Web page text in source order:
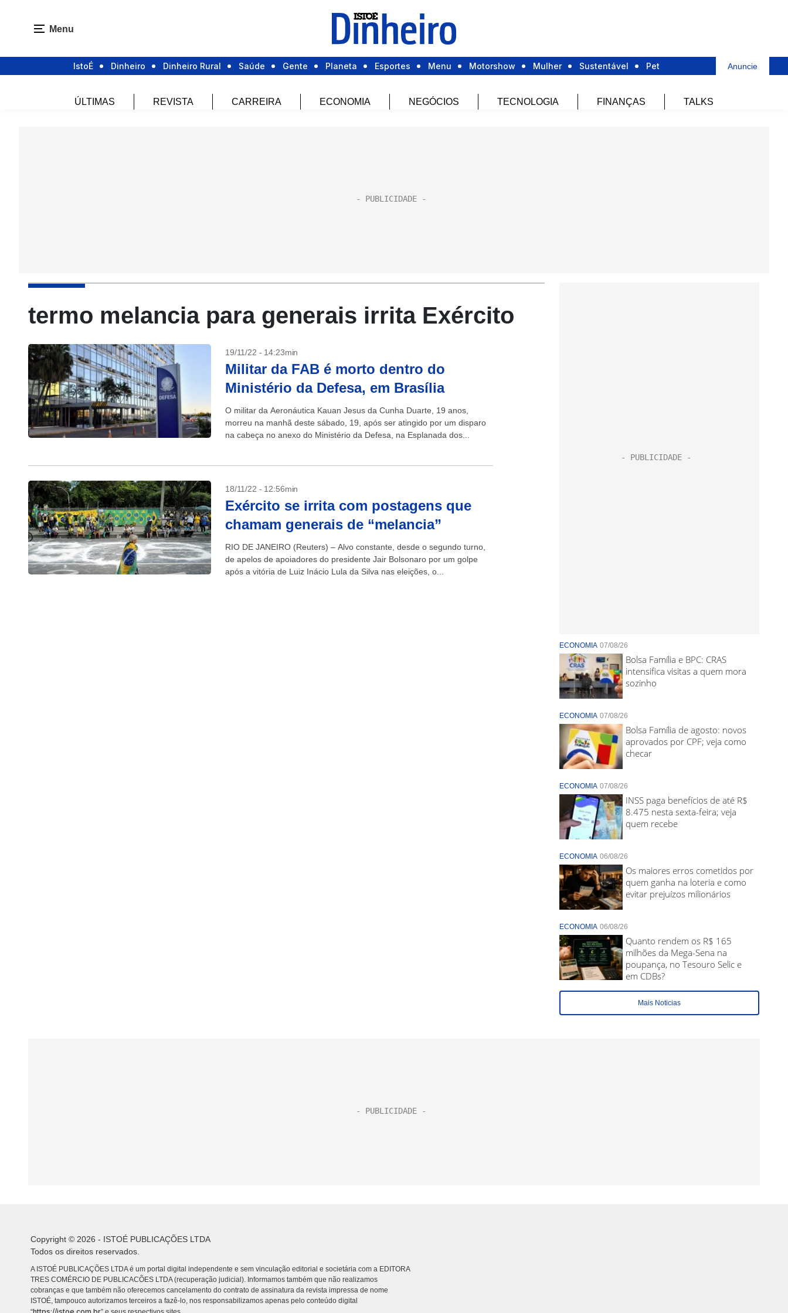
Menu
IstoÉ Dinheiro Dinheiro Rural Saúde Gente Planeta Esportes Menu Motorshow Mulher Sustentável Pet Anuncie
ÚLTIMAS REVISTA CARREIRA ECONOMIA NEGÓCIOS TECNOLOGIA FINANÇAS TALKS
termo melancia para generais irrita Exército
19/11/22 - 14:23min
Militar da FAB é morto dentro do
Ministério da Defesa, em Brasília
O militar da Aeronáutica Kauan Jesus da Cunha Duarte, 19 anos,
morreu na manhã deste sábado, 19, após ser atingido por um disparo
na cabeça no anexo do Ministério da Defesa, na Esplanada dos...
18/11/22 - 12:56min
Exército se irrita com postagens que
chamam generais de “melancia”
RIO DE JANEIRO (Reuters) – Alvo constante, desde o segundo turno,
de apelos de apoiadores do presidente Jair Bolsonaro por um golpe
após a vitória de Luiz Inácio Lula da Silva nas eleições, o...
ECONOMIA 07/08/26
Bolsa Família e BPC: CRAS
intensifica visitas a quem mora
sozinho
ECONOMIA 07/08/26
Bolsa Família de agosto: novos
aprovados por CPF; veja como
checar
ECONOMIA 07/08/26
INSS paga benefícios de até R$
8.475 nesta sexta-feira; veja
quem recebe
ECONOMIA 06/08/26
Os maiores erros cometidos por
quem ganha na loteria e como
evitar prejuízos milionários
ECONOMIA 06/08/26
Quanto rendem os R$ 165
milhões da Mega-Sena na
poupança, no Tesouro Selic e
em CDBs?
Mais Noticias
Copyright © 2026 - ISTOÉ PUBLICAÇÕES LTDA
Todos os direitos reservados.
A ISTOÉ PUBLICAÇÕES LTDA é um portal digital independente e sem vinculação editorial e societária com a EDITORA
TRES COMÉRCIO DE PUBLICACÕES LTDA (recuperação judicial). Informamos também que não realizamos
cobranças e que também não oferecemos cancelamento do contrato de assinatura da revista impressa de nome
ISTOÉ, tampouco autorizamos terceiros a fazê-lo, nos responsabilizamos apenas pelo conteúdo digital